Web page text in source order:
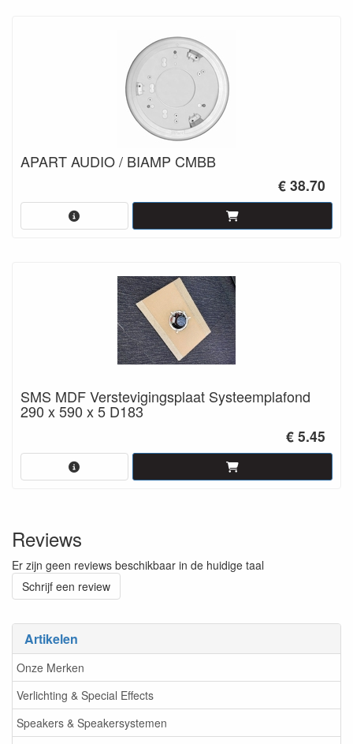
Artikelen
Onze Merken
Verlichting & Special Effects
Speakers & Speakersystemen
APART AUDIO / BIAMP CMBB
€ 38.70
SMS MDF Verstevigingsplaat Systeemplafond
290 x 590 x 5 D183
€ 5.45
Reviews
Er zijn geen reviews beschikbaar in de huidige taal
Schrijf een review